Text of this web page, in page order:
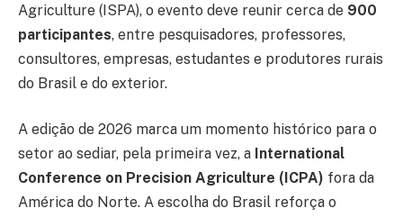
Agriculture (ISPA), o evento deve reunir cerca de 900
participantes, entre pesquisadores, professores,
consultores, empresas, estudantes e produtores rurais
do Brasil e do exterior.
A edição de 2026 marca um momento histórico para o
setor ao sediar, pela primeira vez, a International
Conference on Precision Agriculture (ICPA) fora da
América do Norte. A escolha do Brasil reforça o